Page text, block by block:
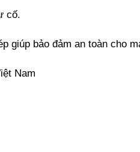
cố.
giúp bảo đảm an toàn cho
Nam